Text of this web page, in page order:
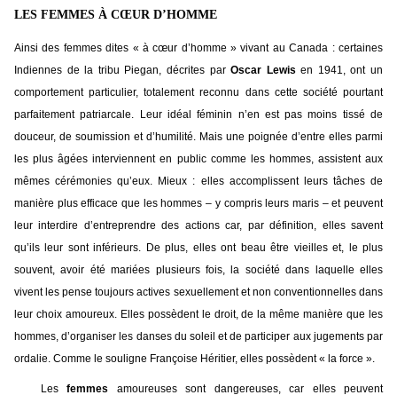
LES FEMMES À CŒUR D’HOMME
Ainsi des femmes dites « à cœur d’homme » vivant au Canada : certaines
Indiennes de la tribu Piegan, décrites parOscar Lewis en 1941, ont un
comportement particulier, totalement reconnu dans cette société pourtant
parfaitement patriarcale. Leur idéal féminin n’en est pas moins tissé de
douceur, de soumission et d’humilité. Mais une poignée d’entre elles parmi
les plus âgées interviennent en public comme les hommes, assistent aux
mêmes cérémonies qu’eux. Mieux : elles accomplissent leurs tâches de
manière plus efficace que les hommes – y compris leurs maris – et peuvent
leur interdire d’entreprendre des actions car, par définition, elles savent
qu’ils leur sont inférieurs. De plus, elles ont beau être vieilles et, le plus
souvent, avoir été mariées plusieurs fois, la société dans laquelle elles
vivent les pense toujours actives sexuellement et non conventionnelles dans
leur choix amoureux. Elles possèdent le droit, de la même manière que les
hommes, d’organiser les danses du soleil et de participer aux jugements par
ordalie. Comme le souligne Françoise Héritier, elles possèdent « la force ».
Lesfemmes amoureuses sont dangereuses, car elles peuvent